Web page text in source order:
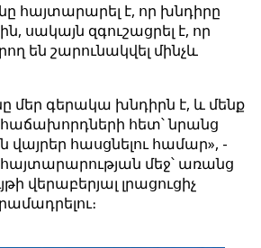
հայտարարել է, որ խնդիրը
սակայն զգուշացրել է, որ
են շարունակվել մինչև
մեր գերակա խնդիրն է, և մենք
հետ՝ նրանց
հասցնելու համար», -
հայտարարության մեջ՝ առանց
վերաբերյալ լրացուցիչ